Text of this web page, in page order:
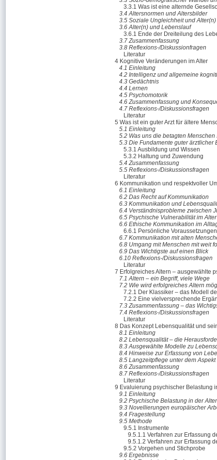
3.3.1 Was ist eine alternde
3.4 Altersnormen und Altersbilder
3.5 Soziale Ungleichheit und Alter(n)
3.6 Alter(n) und Lebenslauf
3.6.1 Ende der Dreiteilung des
3.7 Zusammenfassung
3.8 Reflexions-/Diskussionfragen
Literatur
4 Kognitive Veränderungen im Alter
4.1 Einleitung
4.2 Intelligenz und allgemeine
4.3 Gedächtnis
4.4 Lernen
4.5 Psychomotorik
4.6 Zusammenfassung und
4.7 Reflexions-/Diskussionsfragen
Literatur
5 Was ist ein guter Arzt für ältere
5.1 Einleitung
5.2 Was uns die betagten Menschen
5.3 Die Fundamente guter ärztlicher
5.3.1 Ausbildung und Wissen
5.3.2 Haltung und Zuwendung
5.4 Zusammenfassung
5.5 Reflexions-/Diskussionsfragen
Literatur
6 Kommunikation und respektvoller
6.1 Einleitung
6.2 Das Recht auf Kommunikation
6.3 Kommunikation und
6.4 Verständnisprobleme zwischen
6.5 Psychische Vulnerabilität im Alter
6.6 Ethische Kommunikation im
6.6.1 Persönliche
6.7 Kommunikation mit alten
6.8 Umgang mit Menschen mit weit
6.9 Das Wichtigste auf einen Blick
6.10 Reflexions-/Diskussionsfragen
Literatur
7 Erfolgreiches Altern – ausgewählte
7.1 Altern – ein Begriff, viele Wege
7.2 Wie wird erfolgreiches Altern
7.2.1 Der Klassiker – das Modell
7.2.2 Eine vielversprechende
7.3 Zusammenfassung – das
7.4 Reflexions-/Diskussionsfragen
Literatur
8 Das Konzept Lebensqualität und
8.1 Einleitung
8.2 Lebensqualität – die
8.3 Ausgewählte Modelle zu
8.4 Hinweise zur Erfassung von
8.5 Langzeitpflege unter dem
8.6 Zusammenfassung
8.7 Reflexions-/Diskussionsfragen
Literatur
9 Evaluierung psychischer Belastung
9.1 Einleitung
9.2 Psychische Belastung in der
9.3 Novellierungen europäischer
9.4 Fragestellung
9.5 Methode
9.5.1 Instrumente
9.5.1.1 Verfahren zur Erfassung
9.5.1.2 Verfahren zur Erfassung
9.5.2 Vorgehen und Stichprobe
9.6 Ergebnisse